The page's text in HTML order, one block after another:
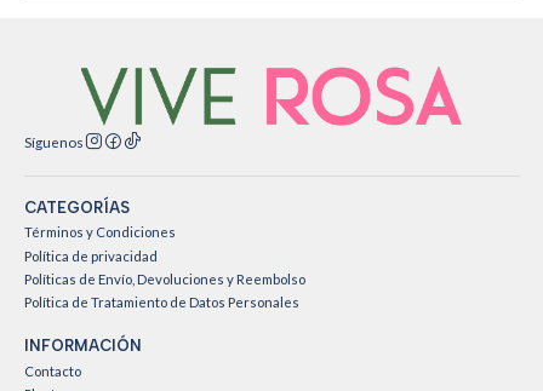
Síguenos
CATEGORÍAS
Términos y Condiciones
Política de privacidad
Políticas de Envío, Devoluciones y Reembolso
Política de Tratamiento de Datos Personales
INFORMACIÓN
Contacto